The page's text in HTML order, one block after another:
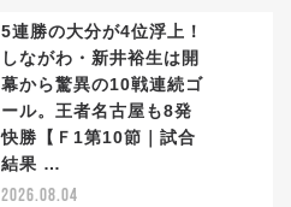
5連勝の大分が4位浮上！
しながわ・新井裕生は開
幕から驚異の10戦連続ゴ
ール。王者名古屋も8発
快勝【Ｆ1第10節｜試合
結果 …
2026.08.04